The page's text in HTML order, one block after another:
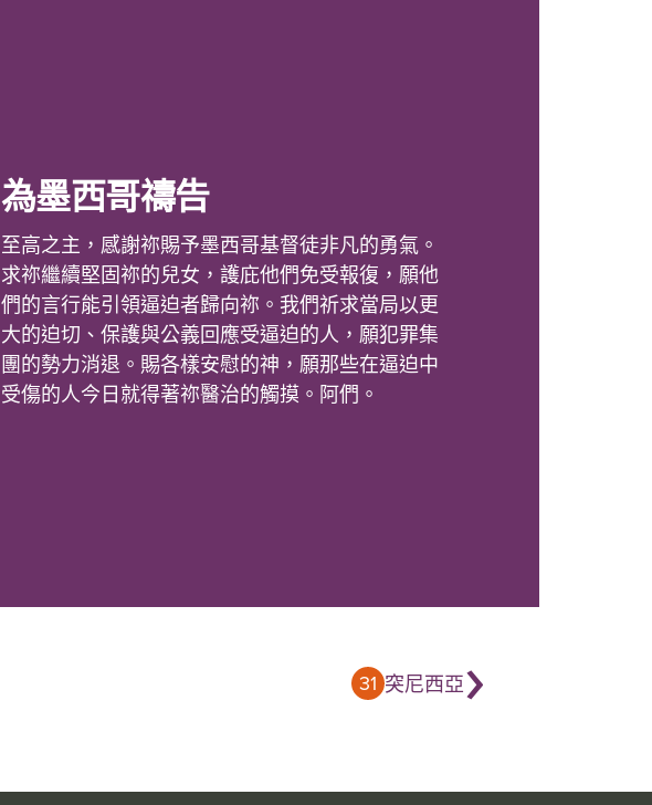
為墨西哥禱告
至高之主，感謝祢賜予墨西哥基督徒非凡的勇氣。
求祢繼續堅固祢的兒女，護庇他們免受報復，願他
們的言行能引領逼迫者歸向祢。我們祈求當局以更
大的迫切、保護與公義回應受逼迫的人，願犯罪集
團的勢力消退。賜各樣安慰的神，願那些在逼迫中
受傷的人今日就得著祢醫治的觸摸。阿們。
31 突尼西亞›